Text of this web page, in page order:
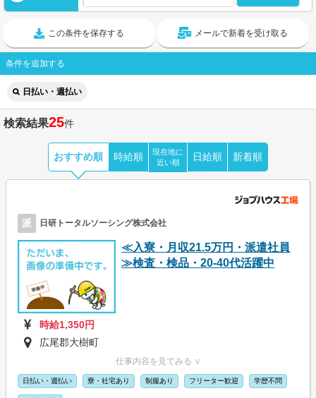
この条件を保存する メールで新着を受け取る
条件を追加する
日払い・週払い
検索結果25件
おすすめ順 時給順
現在地に
近い順
日給順 新着順
派 日研トータルソーシング株式会社
≪入寮・月収21.5万円・派遣社員
≫検査・検品・20-40代活躍中
時給1,350円
広尾郡大樹町
仕事内容を見てみる ∨
日払い・週払い 寮・社宅あり 制服あり フリーター歓迎 学歴不問